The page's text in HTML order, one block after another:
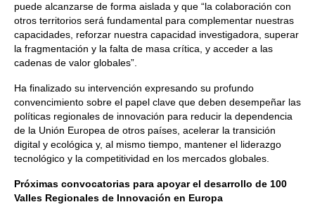
puede alcanzarse de forma aislada y que “la colaboración con
otros territorios será fundamental para complementar nuestras
capacidades, reforzar nuestra capacidad investigadora, superar
la fragmentación y la falta de masa crítica, y acceder a las
cadenas de valor globales”.
Ha finalizado su intervención expresando su profundo
convencimiento sobre el papel clave que deben desempeñar las
políticas regionales de innovación para reducir la dependencia
de la Unión Europea de otros países, acelerar la transición
digital y ecológica y, al mismo tiempo, mantener el liderazgo
tecnológico y la competitividad en los mercados globales.
Próximas convocatorias para apoyar el desarrollo de 100
Valles Regionales de Innovación en Europa